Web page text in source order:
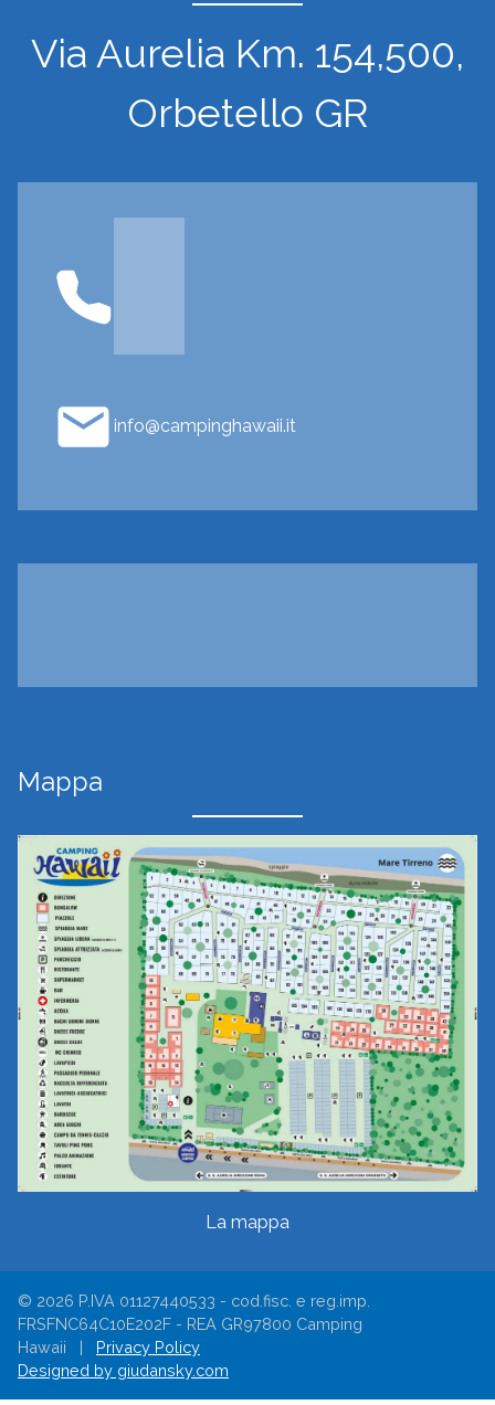
Via Aurelia Km. 154,500,
Orbetello GR
info@campinghawaii.it
Mappa
La mappa
© 2026 P.IVA 01127440533 - cod.fisc. e reg.imp.
FRSFNC64C10E202F - REA GR97800 Camping
Hawaii | Privacy Policy
Designed by giudansky.com